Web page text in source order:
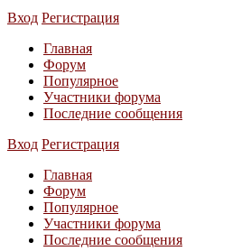
Вход Регистрация
Главная
Форум
Популярное
Участники форума
Последние сообщения
Вход Регистрация
Главная
Форум
Популярное
Участники форума
Последние сообщения